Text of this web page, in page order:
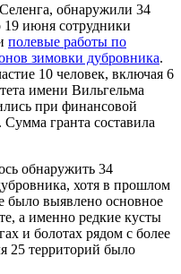
обнаружили 34
июня сотрудники
полевые работы по
зимовки дубровника.
10 человек, включая 6
имени Вильгельма
при финансовой
гранта составила
обнаружить 34
хотя в прошлом
было выявлено основное
а именно редкие кусты
и болотах рядом с более
25 территорий было